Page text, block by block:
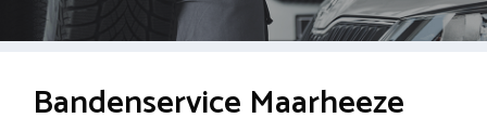
Bandenservice Maarheeze